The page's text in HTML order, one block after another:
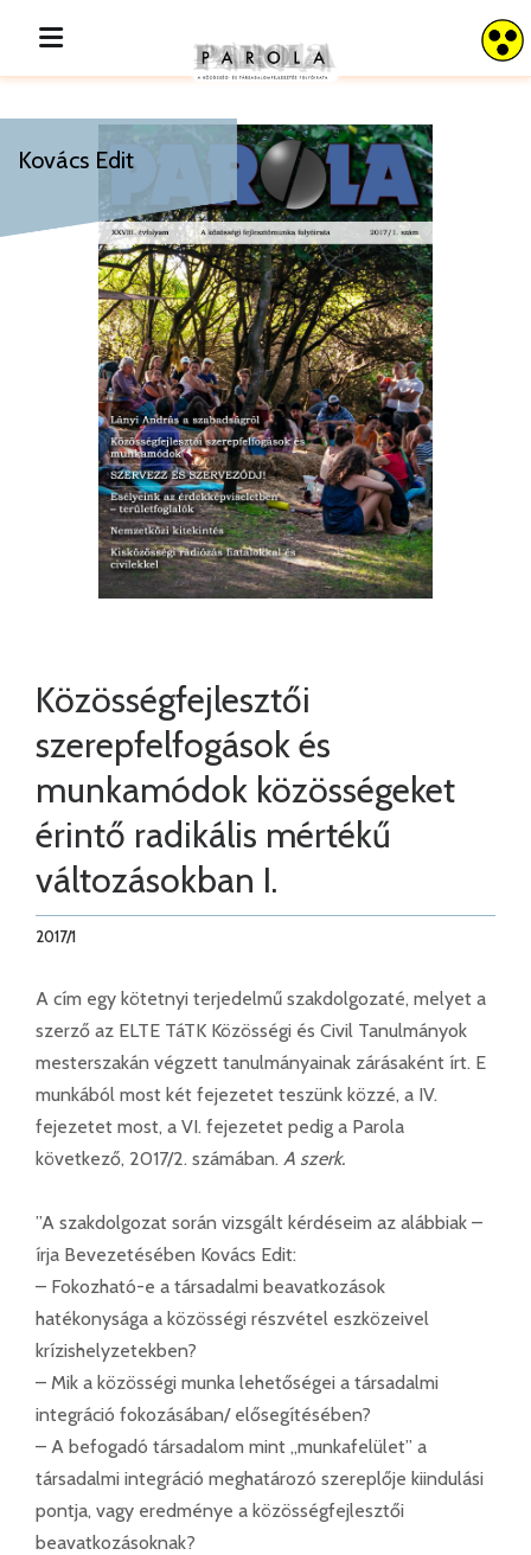
Kovács Edit
Közösségfejlesztői
szerepfelfogások és
munkamódok közösségeket
érintő radikális mértékű
változásokban I.
2017/1
A cím egy kötetnyi terjedelmű szakdolgozaté, melyet a
szerző az ELTE TáTK Közösségi és Civil Tanulmányok
mesterszakán végzett tanulmányainak zárásaként írt. E
munkából most két fejezetet teszünk közzé, a IV.
fejezetet most, a VI. fejezetet pedig a Parola
következő, 2017/2. számában. A szerk.
”A szakdolgozat során vizsgált kérdéseim az alábbiak –
írja Bevezetésében Kovács Edit:
– Fokozható-e a társadalmi beavatkozások
hatékonysága a közösségi részvétel eszközeivel
krízishelyzetekben?
– Mik a közösségi munka lehetőségei a társadalmi
integráció fokozásában/ elősegítésében?
– A befogadó társadalom mint „munkafelület” a
társadalmi integráció meghatározó szereplője kiindulási
pontja, vagy eredménye a közösségfejlesztői
beavatkozásoknak?